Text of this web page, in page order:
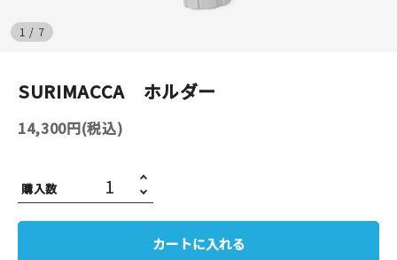
無地素材
本
1 / 7
SURIMACCA ホルダー
14,300円(税込)
購入数
カートに入れる